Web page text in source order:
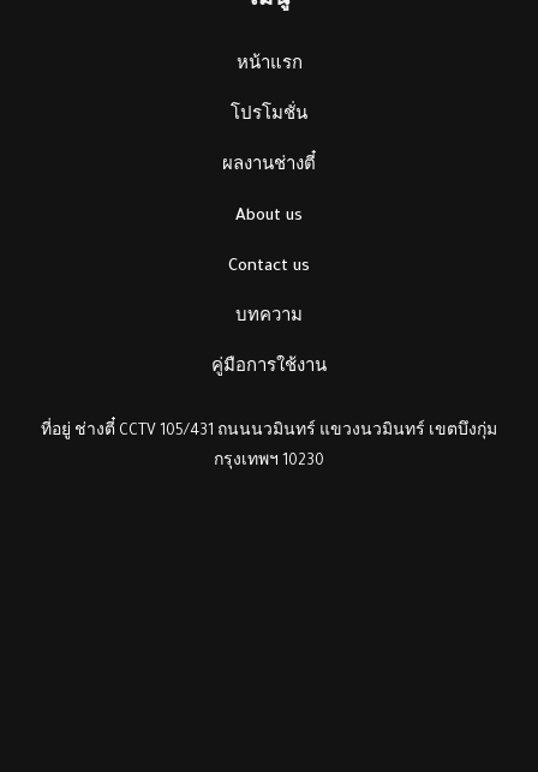
หน้าแรก
โปรโมชั่น
ผลงานช่างตี๋
About us
Contact us
บทความ
คู่มือการใช้งาน
ที่อยู่ ช่างตี๋ CCTV 105/431 ถนนนวมินทร์ แขวงนวมินทร์ เขตบึงกุ่ม
กรุงเทพฯ 10230